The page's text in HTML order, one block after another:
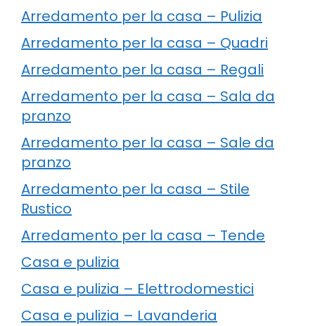
Arredamento per la casa – Pulizia
Arredamento per la casa – Quadri
Arredamento per la casa – Regali
Arredamento per la casa – Sala da
pranzo
Arredamento per la casa – Sale da
pranzo
Arredamento per la casa – Stile
Rustico
Arredamento per la casa – Tende
Casa e pulizia
Casa e pulizia – Elettrodomestici
Casa e pulizia – Lavanderia